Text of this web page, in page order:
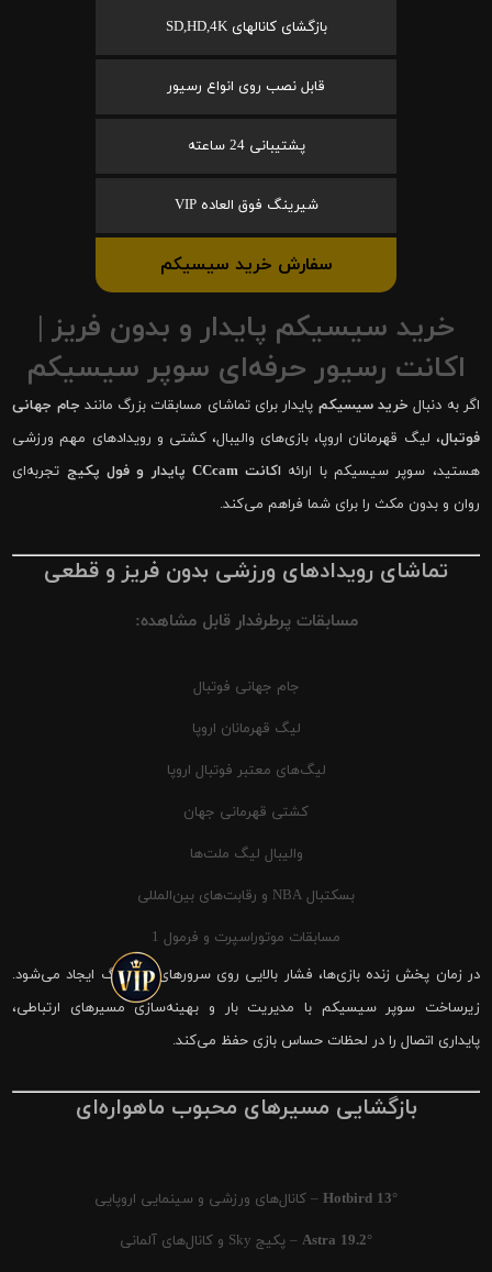
بازگشای کانالهای SD,HD,4K
قابل نصب روی انواع رسیور
پشتیبانی 24 ساعته
شیرینگ فوق العاده VIP
سفارش خرید سیسیکم
خرید سیسیکم پایدار و بدون فریز |
اکانت رسیور حرفه‌ای سوپر سیسیکم
اگر به دنبال خرید سیسیکم پایدار برای تماشای مسابقات بزرگ مانند جام جهانی
فوتبال، لیگ قهرمانان اروپا، بازی‌های والیبال، کشتی و رویدادهای مهم ورزشی
هستید، سوپر سیسیکم با ارائه اکانت CCcam پایدار و فول پکیج
تجربه‌ای
روان و بدون مکث را برای شما فراهم می‌کند.
تماشای رویدادهای ورزشی بدون فریز و قطعی
مسابقات پرطرفدار قابل مشاهده:
جام جهانی فوتبال
لیگ قهرمانان اروپا
لیگ‌های معتبر فوتبال اروپا
کشتی قهرمانی جهان
والیبال لیگ ملت‌ها
بسکتبال NBA و رقابت‌های بین‌المللی
مسابقات موتوراسپرت و فرمول 1
در زمان پخش زنده بازی‌ها، فشار بالایی روی سرورهای شیرینگ ایجاد می‌شود.
زیرساخت سوپر سیسیکم با مدیریت بار و بهینه‌سازی مسیرهای ارتباطی،
پایداری اتصال را در لحظات حساس بازی حفظ می‌کند.
بازگشایی مسیرهای محبوب ماهواره‌ای
Hotbird 13° – کانال‌های ورزشی و سینمایی اروپایی
Astra 19.2° – پکیج Sky و کانال‌های آلمانی